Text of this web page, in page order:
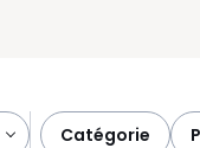
catégorie